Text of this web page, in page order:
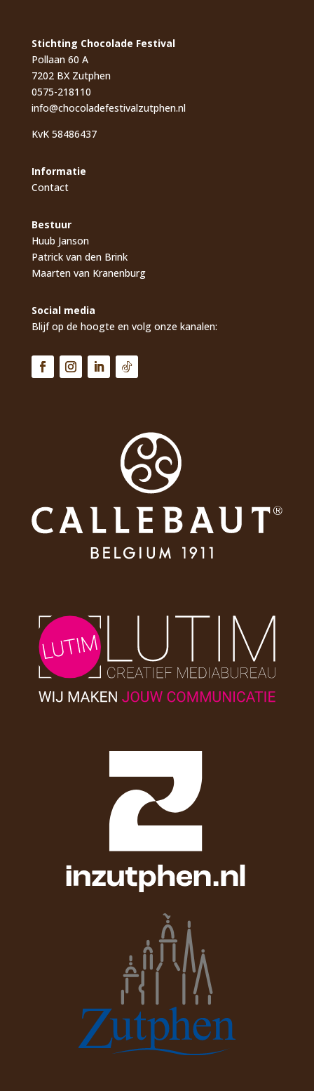
Stichting Chocolade Festival
Pollaan 60 A
7202 BX Zutphen
0575-218110
info@chocoladefestivalzutphen.nl
KvK 58486437
Informatie
Contact
Bestuur
Huub Janson
Patrick van den Brink
Maarten van Kranenburg
Social media
Blijf op de hoogte en volg onze kanalen: